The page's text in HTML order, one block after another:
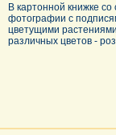
В картонной книжке
фотографии с
цветущими
различных цветов -